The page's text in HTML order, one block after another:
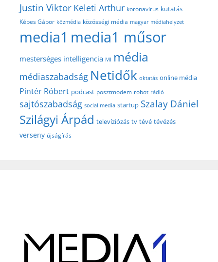
Justin Viktor Keleti Arthur koronavírus kutatás
Képes Gábor közmédia közösségi média magyar médiahelyzet
media1 media1 műsor
mesterséges intelligencia MI média
médiaszabadság Netidők oktatás online média
Pintér Róbert podcast posztmodem robot rádió
sajtószabadság social media startup Szalay Dániel
Szilágyi Árpád televíziózás tv tévé tévézés
verseny újságírás